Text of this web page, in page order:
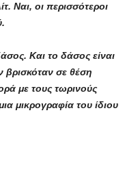
Ναι, οι περισσότεροι
Και το δάσος είναι
σε θέση
με τους τωρινούς
μικρογραφία του ίδιου